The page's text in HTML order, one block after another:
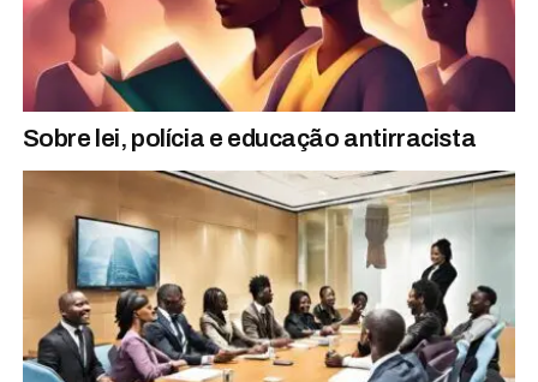
Sobre lei, polícia e educação antirracista